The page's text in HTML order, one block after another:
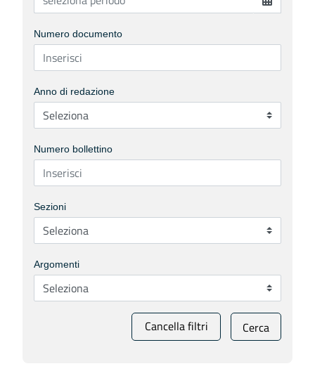
Numero documento
Anno di redazione
Numero bollettino
Sezioni
Argomenti
Cancella filtri Cerca